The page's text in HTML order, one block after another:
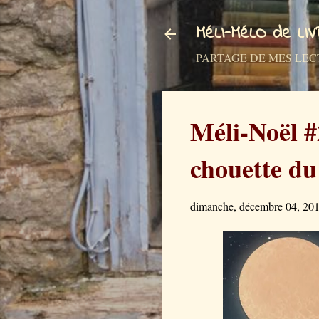
MéLI-MéLO de
PARTAGE DE MES
Méli-Noël
chouette
dimanche, décembre 04,